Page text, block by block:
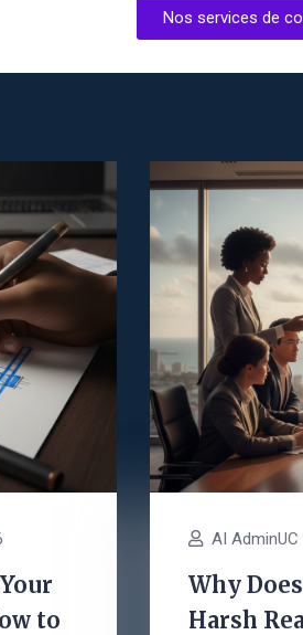
Nos services de
to
AI AdminUC
Why
Harsh